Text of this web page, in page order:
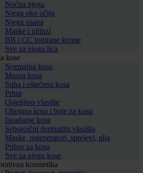
Noćna njega
Njega oko očiju
Njega usana
Maske i pilinzi
BB i CC tonirane kreme
Sve za njegu lica
kose
Normalna kosa
Masna kosa
Suha i oštećena kosa
Prhut
Osjetljivo vlasište
Obojana kosa i boje za kosu
Ispadanje kose
Seboroični dermatitis vlasišta
Maske, regeneratori, sprejevi, ulja
Pribor za kosu
Sve za njegu kose
kozmetika